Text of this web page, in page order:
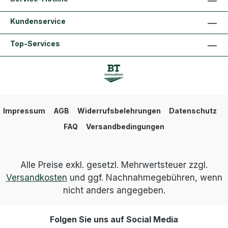
maximale Breite liegt bei 5 cm InnoElast® wird in
600 ml Schlauchbeuteln angeboten und mittels
Schlauchbeutelpistole gleichmäßig in die Fuge
lassen. Die Durchhärtezeit ist von der
Temperatur und der Feuchtigkeit abhängig.
Achtung!!! Bei Verwendung von Trennmitteln
dürfen diese nicht wasserbasiert sein.
Kundenservice
Top-Services
Impressum AGB Widerrufsbelehrungen
Datenschutz
FAQ
Versandbedingungen
Alle Preise exkl. gesetzl. Mehrwertsteuer zzgl.
Versandkosten und ggf. Nachnahmegebühren, wenn
nicht anders angegeben.
Folgen Sie uns auf Social Media